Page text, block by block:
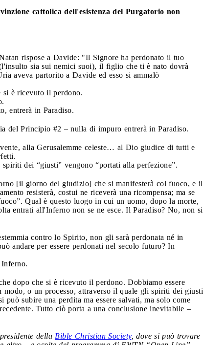
cattolica dell'esistenza del Purgatorio non
rispose a Davide: "Il Signore ha perdonato il tuo
sia sui nemici suoi), il figlio che ti è nato dovrà
aveva partorito a Davide ed esso si ammalò
si è ricevuto il perdono.
entrerà in Paradiso.
del Principio #2 – nulla di impuro entrerà in Paradiso.
alla Gerusalemme celeste… al Dio giudice di tutti e
dei “giusti” vengono “portati alla perfezione”.
[il giorno del giudizio] che si manifesterà col fuoco, e il
resisterà, costui ne riceverà una ricompensa; ma se
Qual è questo luogo in cui un uomo, dopo la morte,
entrati all'Inferno non se ne esce. Il Paradiso? No, non si
contro lo Spirito, non gli sarà perdonata né in
andare per essere perdonati nel secolo futuro? In
dopo che si è ricevuto il perdono. Dobbiamo essere
o un processo, attraverso il quale gli spiriti dei giusti
subire una perdita ma essere salvati, ma solo come
Tutto ciò porta a una conclusione inevitabile –
della Bible Christian Society, dove si può trovare